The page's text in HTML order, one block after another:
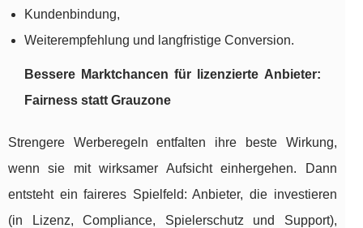
Kundenbindung,
Weiterempfehlung und langfristige Conversion.
Bessere Marktchancen für lizenzierte Anbieter:
Fairness statt Grauzone
Strengere Werberegeln entfalten ihre beste Wirkung,
wenn sie mit wirksamer Aufsicht einhergehen. Dann
entsteht ein faireres Spielfeld: Anbieter, die investieren
(in Lizenz, Compliance, Spielerschutz und Support),